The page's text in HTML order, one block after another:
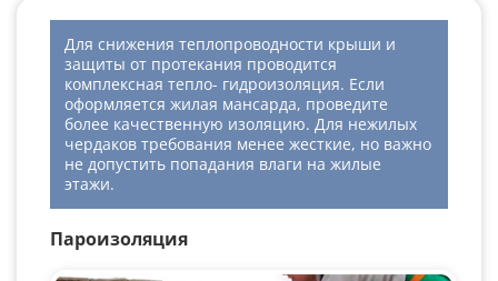
Для снижения теплопроводности крыши и
защиты от протекания проводится
комплексная тепло- гидроизоляция. Если
оформляется жилая мансарда, проведите
более качественную изоляцию. Для нежилых
чердаков требования менее жесткие, но важно
не допустить попадания влаги на жилые
этажи.
Пароизоляция